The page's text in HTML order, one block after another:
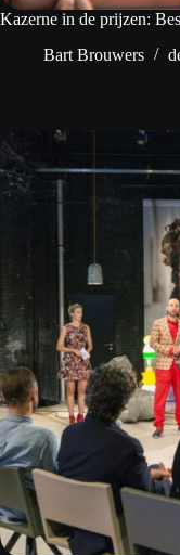
Kazerne in de prijzen:
Bart Brouwers